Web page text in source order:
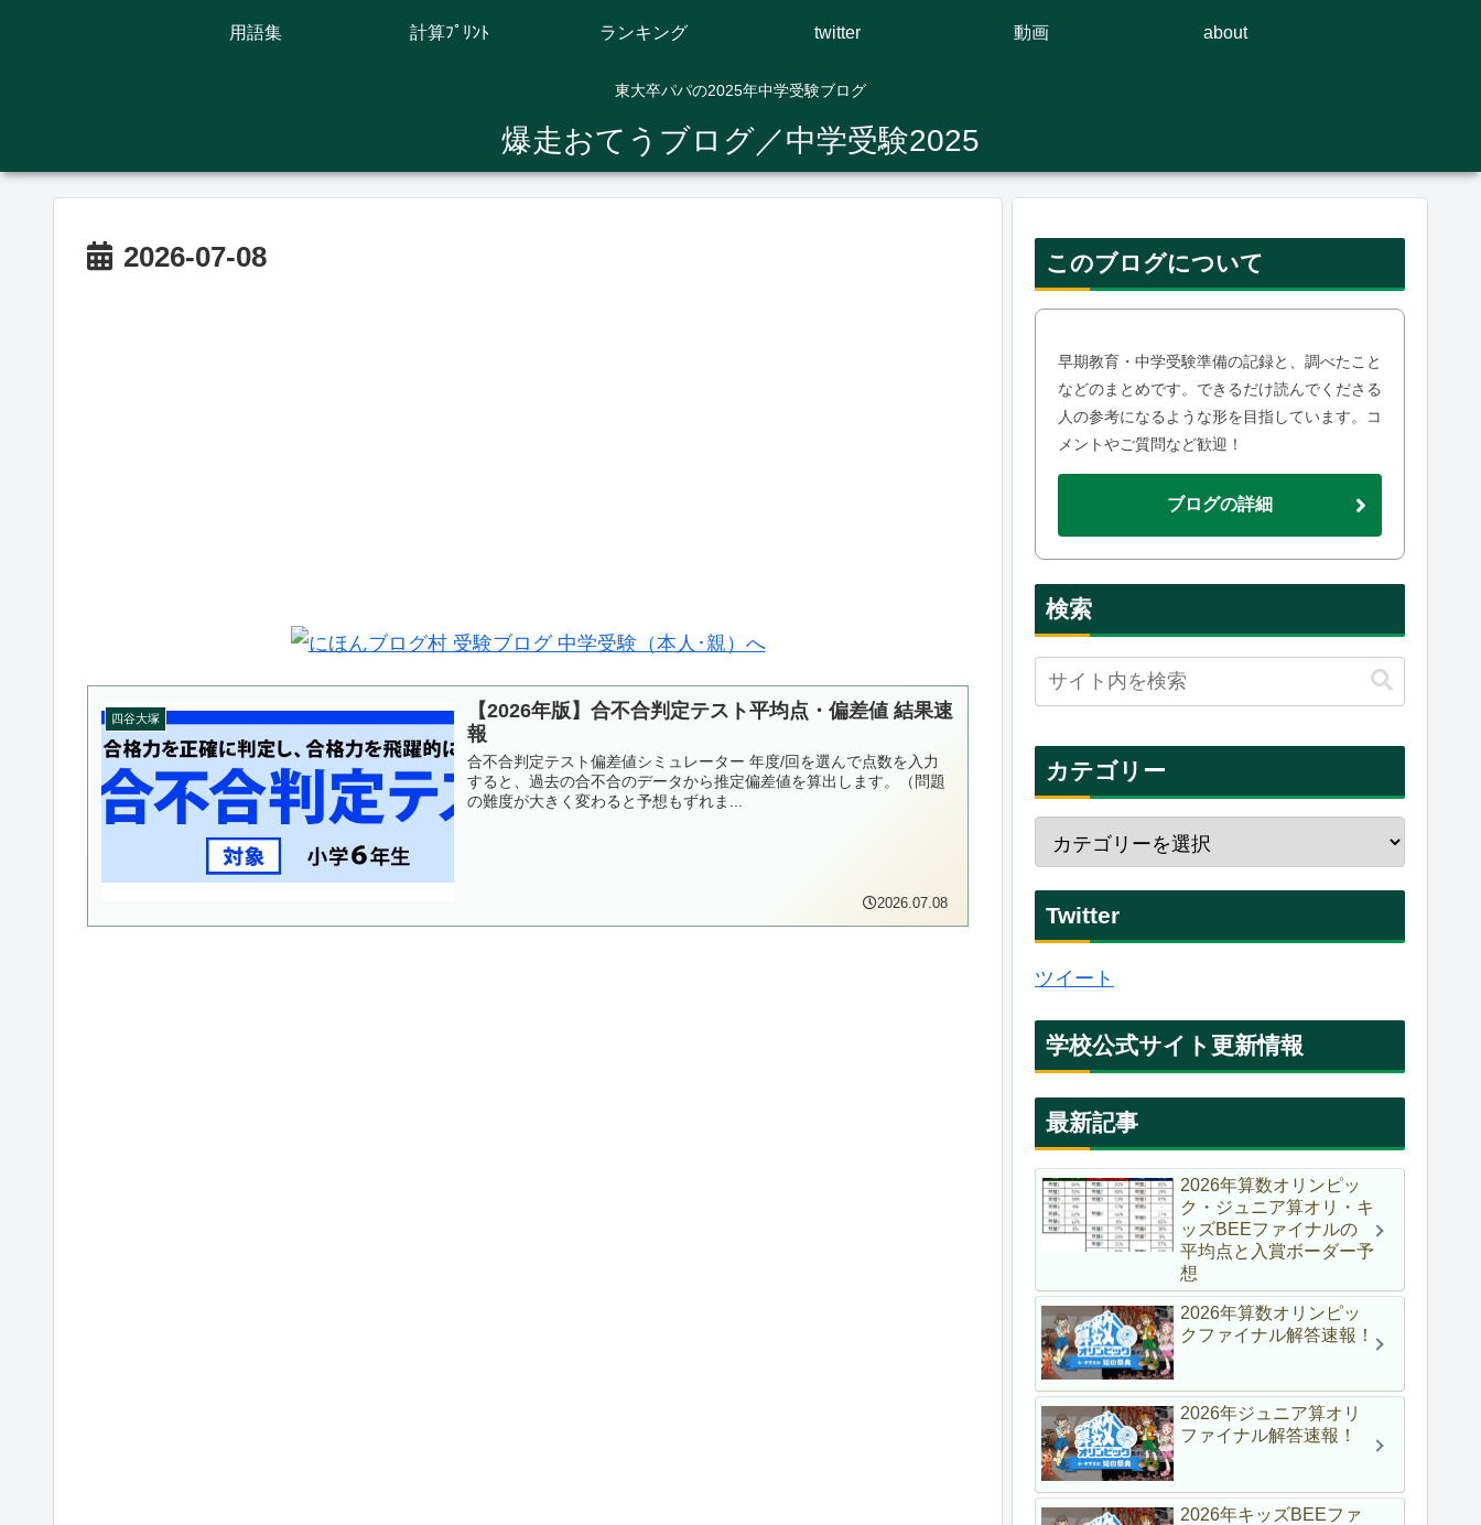
東大卒パパの2025年中学受験ブログ
爆走おてうブログ／中学受験2025
用語集 計算ﾌﾟﾘﾝﾄ ランキング twitter 動画 about
2026-07-08
四谷大塚
【2026年版】合不合判定テスト平均点・偏差値 結果速
報
合不合判定テスト偏差値シミュレーター 年度/回を選んで点数を入力
すると、過去の合不合のデータから推定偏差値を算出します。（問題
の難度が大きく変わると予想もずれま...
2026.07.08
このブログについて
早期教育・中学受験準備の記録と、調べたこと
などのまとめです。できるだけ読んでくださる
人の参考になるような形を目指しています。コ
メントやご質問など歓迎！
ブログの詳細
検索
カテゴリー
Twitter
ツイート
学校公式サイト更新情報
最新記事
2026年算数オリンピッ
ク・ジュニア算オリ・キ
ッズBEEファイナルの
平均点と入賞ボーダー予
想
2026年算数オリンピッ
クファイナル解答速報！
2026年ジュニア算オリ
ファイナル解答速報！
2026年キッズBEEファ